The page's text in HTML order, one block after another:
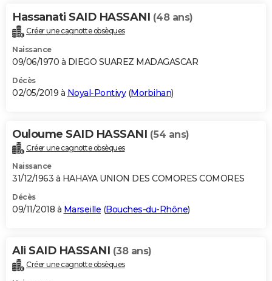
Hassanati SAID HASSANI (48 ans)
Créer une cagnotte obsèques
Naissance
09/06/1970 à DIEGO SUAREZ MADAGASCAR
Décès
02/05/2019 à Noyal-Pontivy(Morbihan)
Ouloume SAID HASSANI (54 ans)
Créer une cagnotte obsèques
Naissance
31/12/1963 à HAHAYA UNION DES COMORES COMORES
Décès
09/11/2018 à Marseille (Bouches-du-Rhône)
Ali SAID HASSANI (38 ans)
Créer une cagnotte obsèques